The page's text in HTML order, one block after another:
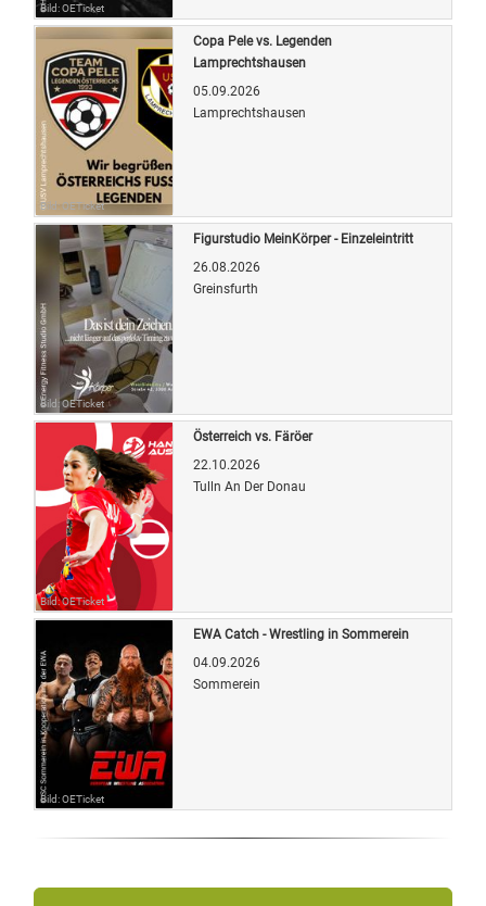
Bild: OETicket
Bild: OETicket
Copa Pele vs. Legenden
Lamprechtshausen
05.09.2026
Lamprechtshausen
Bild: OETicket
Figurstudio MeinKörper - Einzeleintritt
26.08.2026
Greinsfurth
Bild: OETicket
Österreich vs. Färöer
22.10.2026
Tulln An Der Donau
Bild: OETicket
EWA Catch - Wrestling in Sommerein
04.09.2026
Sommerein